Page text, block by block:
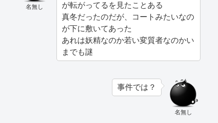
名無し
が転がってるを見たことある
真冬だったのだが、コートみたいなの
が下に敷いてあった
あれは妖精なのか若い変質者なのかい
までも謎
名無し
事件では？